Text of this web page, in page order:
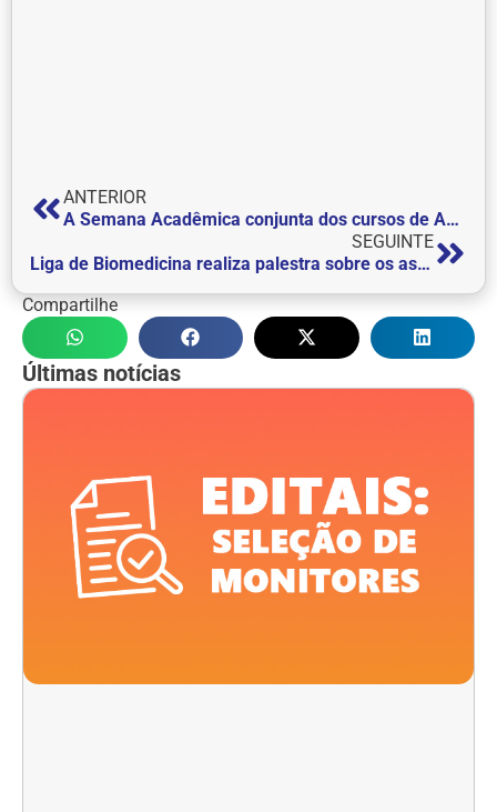
ANTERIOR
A Semana Acadêmica conjunta dos cursos de Administração, Engenharia Elétrica, Engenharia Mecânica e Engenharia de Produção está chegando
SEGUINTE
Liga de Biomedicina realiza palestra sobre os aspectos técnicos e operacionais das vacinas
Compartilhe
Últimas notícias